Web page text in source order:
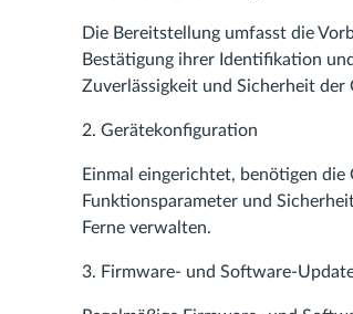
Die Bereitstellung umfasst die
Bestätigung ihrer Identifikation
Zuverlässigkeit und Sicherheit der
2. Gerätekonfiguration
Einmal eingerichtet, benötigen
Funktionsparameter und
Ferne verwalten.
3. Firmware- und Software-